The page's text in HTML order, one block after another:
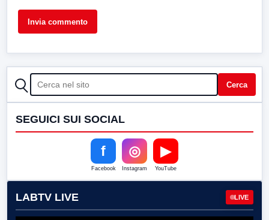
CERCA Cerca
SEGUICI SUI SOCIAL
f
Facebook
◎
Instagram
▶
YouTube
LABTV LIVE LIVE